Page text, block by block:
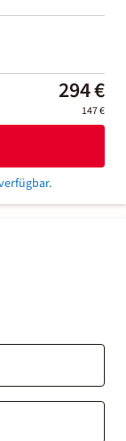
294 €
147 €